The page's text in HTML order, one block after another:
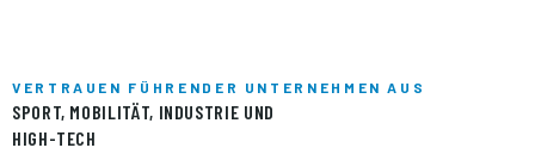
VERTRAUEN FÜHRENDER UNTERNEHMEN AUS
SPORT, MOBILITÄT, INDUSTRIE UND
HIGH-TECH